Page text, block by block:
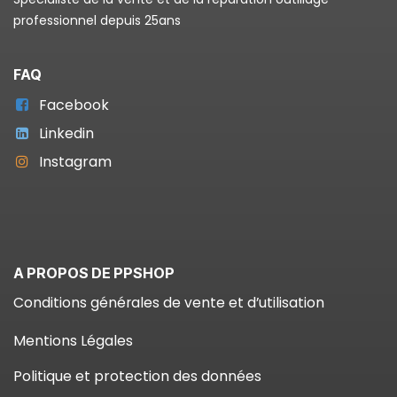
professionnel depuis 25ans
FAQ
Facebook
Linkedin
Instagram
A PROPOS DE PPSHOP
Conditions générales de vente et d’utilisation
Mentions Légales
Politique et protection des données